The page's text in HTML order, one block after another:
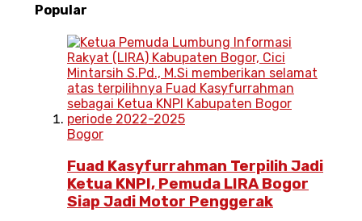
Popular
Bogor
Fuad Kasyfurrahman Terpilih Jadi
Ketua KNPI, Pemuda LIRA Bogor
Siap Jadi Motor Penggerak